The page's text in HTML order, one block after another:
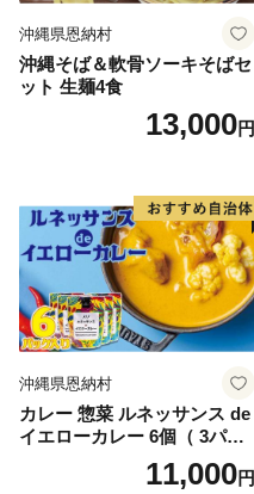
沖縄県恩納村
沖縄そば＆軟骨ソーキそばセ
ット 生麺4食
13,000円
沖縄県恩納村
カレー 惣菜 ルネッサンス de
イエローカレー 6個（ 3パッ
ク × 2 ） セット｜ルネッサン
ス リゾート オキナワ11,000円